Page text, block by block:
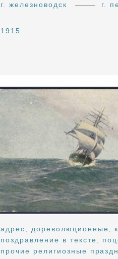
г. железноводск г.
1915
адрес дореволюционные
поздравление в тексте
прочие религиозные